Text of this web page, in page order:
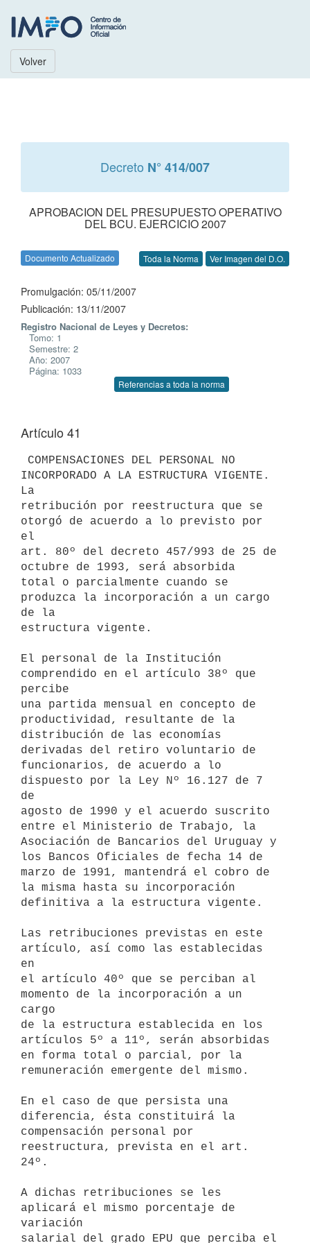
Volver
Decreto N° 414/007
APROBACION DEL PRESUPUESTO OPERATIVO
DEL BCU. EJERCICIO 2007
Documento Actualizado Toda la Norma Ver Imagen del D.O.
Promulgación: 05/11/2007
Publicación: 13/11/2007
Registro Nacional de Leyes y Decretos:
Tomo: 1
Semestre: 2
Año: 2007
Página: 1033
Referencias a toda la norma
Artículo 41
INCORPORADO A LA ESTRUCTURA VIGENTE.
La
retribución por reestructura que se
otorgó de acuerdo a lo previsto por
el
art. 80º del decreto 457/993 de 25 de
octubre de 1993, será absorbida
total o parcialmente cuando se
produzca la incorporación a un cargo
de la
estructura vigente.
El personal de la Institución
comprendido en el artículo 38º que
percibe
una partida mensual en concepto de
productividad, resultante de la
distribución de las economías
derivadas del retiro voluntario de
funcionarios, de acuerdo a lo
dispuesto por la Ley Nº 16.127 de 7
de
agosto de 1990 y el acuerdo suscrito
entre el Ministerio de Trabajo, la
Asociación de Bancarios del Uruguay y
los Bancos Oficiales de fecha 14 de
marzo de 1991, mantendrá el cobro de
la misma hasta su incorporación
definitiva a la estructura vigente.
Las retribuciones previstas en este
artículo, así como las establecidas
en
el artículo 40º que se perciban al
momento de la incorporación a un
cargo
de la estructura establecida en los
artículos 5º a 11º, serán absorbidas
en forma total o parcial, por la
remuneración emergente del mismo.
En el caso de que persista una
diferencia, ésta constituirá la
compensación personal por
reestructura, prevista en el art.
24º.
A dichas retribuciones se les
aplicará el mismo porcentaje de
variación
salarial del grado EPU que perciba el